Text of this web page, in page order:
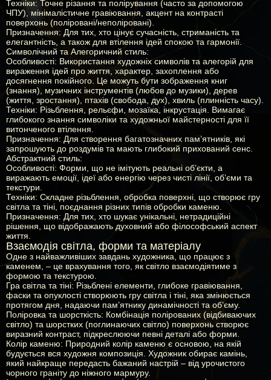
Техніки: Точне різання та полірування (часто за допомогою
ЧПУ), мінімалістичне гравіювання, акцент на контрасті
поверхонь (поліровані/неполіровані).
Призначення: Для тих, хто цінує сучасність, стриманість та
елегантність, а також для втілення ідей спокою та гармонії.
Символічний та Алегоричний стиль:
Особливості: Використання художніх символів та алегорій для
вираження ідей про життя, характер, захоплення або
досягнення покійного. Це можуть бути зображення книг
(знання), музичних інструментів (любов до музики), дерев
(життя, зростання), птахів (свобода, дух), хвиль (плинність часу).
Техніки: Різьблення, рельєфи, мозаїка, інкрустація. Вимагає
глибокого знання символіки та художньої майстерності для її
витонченого втілення.
Призначення: Для створення багатозначних пам’ятників, які
запрошують до роздумів та мають глибокий прихований сенс.
Абстрактний стиль:
Особливості: Форми, що не імітують реальні об’єкти, а
виражають емоції, ідеї або енергію через чисті лінії, об’єми та
текстури.
Техніки: Складне різьблення, обробка поверхні, що створює гру
світла та тіні, поєднання різних типів обробки каменю.
Призначення: Для тих, хто шукає унікальні, нетрадиційні
рішення, що відображають духовний або філософський аспект
життя.
Взаємодія світла, форми та матеріалу
Одне з найважливіших завдань художника, що працює з
каменем, – це врахування того, як світло взаємодіятиме з
формою та текстурою.
Гра світла та тіні: Різьблені елементи, глибоке гравіювання,
фаски та опуклості створюють гру світла і тіні, яка змінюється
протягом дня, надаючи пам’ятнику динамічності та об’єму.
Поліровка та шорсткість: Комбінація полірованих (відбиваючих
світло) та шорстких (поглинаючих світло) поверхонь створює
виразний контраст, підкреслюючи певні деталі або форми.
Колір каменю: Природний колір каменю є основою, на якій
будується вся художня композиція. Художник обирає камінь,
який найкраще передасть бажаний настрій – від урочистого
чорного граніту до ніжного мармуру.